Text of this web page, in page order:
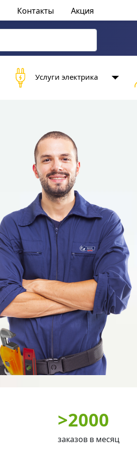
Контакты Акция
results.
Услуги электрика
>2000
заказов в месяц